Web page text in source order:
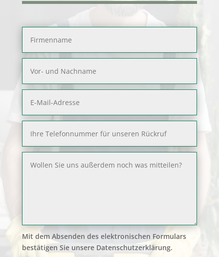
Mit dem Absenden des elektronischen Formulars
bestätigen Sie unsere Datenschutzerklärung.